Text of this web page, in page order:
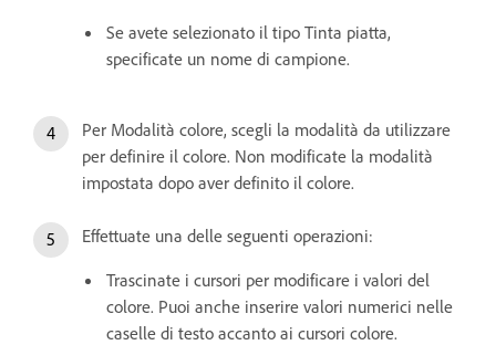
Se avete selezionato il tipo Tinta piatta,
specificate un nome di campione.
Per Modalità colore, scegli la modalità da utilizzare
per definire il colore. Non modificate la modalità
impostata dopo aver definito il colore.
Effettuate una delle seguenti operazioni:
Trascinate i cursori per modificare i valori del
colore. Puoi anche inserire valori numerici nelle
caselle di testo accanto ai cursori colore.